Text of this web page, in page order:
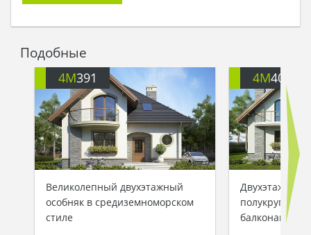
Подобные
4M391
Великолепный двухэтажный
особняк в средиземноморском
стиле
4M401
Двухэтажный
балконами